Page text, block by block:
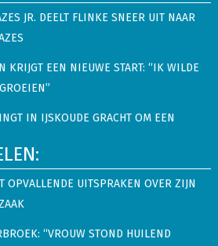
JR. DEELT FLINKE SNEER UIT NAAR
KRIJGT EEN NIEUWE START: “IK WILDE
IN IJSKOUDE GRACHT OM EEN
OPVALLENDE UITSPRAKEN OVER ZIJN
“VROUW STOND HUILEND